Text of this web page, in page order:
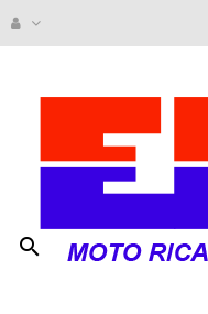
